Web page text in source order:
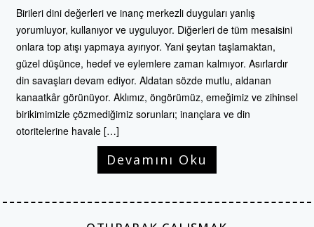
Birileri dini değerleri ve inanç merkezli duyguları yanlış
yorumluyor, kullanıyor ve uyguluyor. Diğerleri de tüm mesaisini
onlara top atışı yapmaya ayırıyor. Yani şeytan taşlamaktan,
güzel düşünce, hedef ve eylemlere zaman kalmıyor. Asırlardır
din savaşları devam ediyor. Aldatan sözde mutlu, aldanan
kanaatkâr görünüyor. Aklımız, öngörümüz, emeğimiz ve zihinsel
birikimimizle çözmediğimiz sorunları; inançlara ve din
otoritelerine havale […]
Devamını Oku